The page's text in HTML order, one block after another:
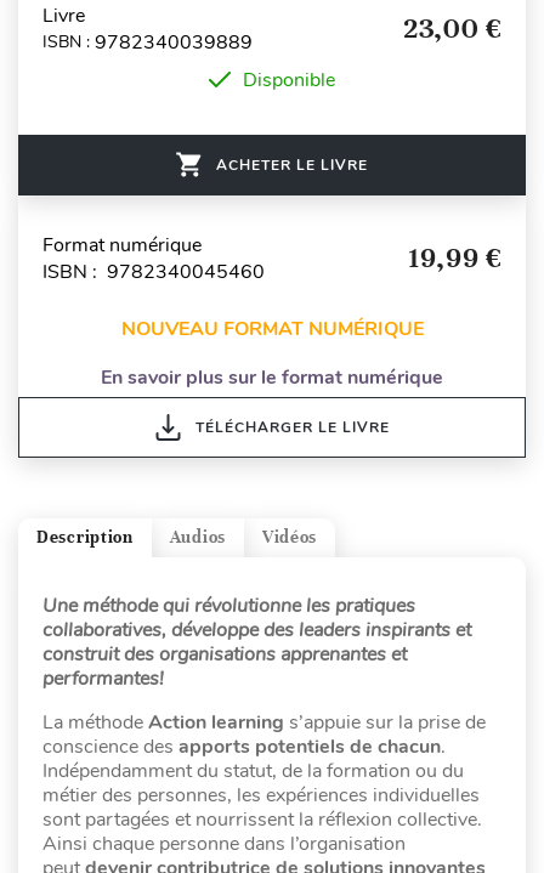
Livre
ISBN : 9782340039889 23,00 €
Disponible
ACHETER LE LIVRE
Format numérique
ISBN : 9782340045460
19,99 €
NOUVEAU FORMAT NUMÉRIQUE
En savoir plus sur le format numérique
TÉLÉCHARGER LE LIVRE
Vidéos
Audios
Description
Une méthode qui révolutionne les pratiques
collaboratives, développe des leaders inspirants et
construit des organisations apprenantes et
performantes!
La méthodeAction learning s’appuie sur la prise de
conscience des apports potentiels de chacun.
Indépendamment du statut, de la formation ou du
métier des personnes, les expériences individuelles
sont partagées et nourrissent la réflexion collective.
Ainsi chaque personne dans l’organisation